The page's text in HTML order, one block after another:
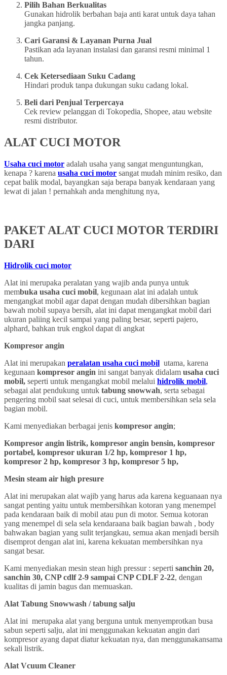
Pilih Bahan Berkualitas
Gunakan hidrolik berbahan baja anti karat untuk daya tahan
jangka panjang.
Cari Garansi & Layanan Purna Jual
Pastikan ada layanan instalasi dan garansi resmi minimal 1
tahun.
Cek Ketersediaan Suku Cadang
Hindari produk tanpa dukungan suku cadang lokal.
Beli dari Penjual Terpercaya
Cek review pelanggan di Tokopedia, Shopee, atau website
resmi distributor.
ALAT CUCI MOTOR
Usaha cuci motor adalah usaha yang sangat menguntungkan,
kenapa ? karena usaha cuci motor sangat mudah minim resiko, dan
cepat balik modal, bayangkan saja berapa banyak kendaraan yang
lewat di jalan ! pernahkah anda menghitung nya,
PAKET ALAT CUCI MOTOR TERDIRI
DARI
Hidrolik cuci motor
Alat ini merupaka peralatan yang wajib anda punya untuk
membuka usaha cuci mobil, kegunaan alat ini adalah untuk
mengangkat mobil agar dapat dengan mudah dibersihkan bagian
bawah mobil supaya bersih, alat ini dapat mengangkat mobil dari
ukuran paliing kecil sampai yang paling besar, seperti pajero,
alphard, bahkan truk engkol dapat di angkat
Kompresor angin
Alat ini merupakan peralatan usaha cuci mobil utama, karena
kegunaan kompresor angin ini sangat banyak didalam usaha cuci
mobil, seperti untuk mengangkat mobil melalui hidrolik mobil,
sebagai alat pendukung untuk tabung snowwah, serta sebagai
pengering mobil saat selesai di cuci, untuk membersihkan sela sela
bagian mobil.
Kami menyediakan berbagai jenis kompresor angin;
Kompresor angin listrik, kompresor angin bensin, kompresor
portabel, kompresor ukuran 1/2 hp, kompresor 1 hp,
kompresor 2 hp, kompresor 3 hp, kompresor 5 hp,
Mesin steam air high presure
Alat ini merupakan alat wajib yang harus ada karena keguanaan nya
sangat penting yaitu untuk membersihkan kotoran yang menempel
pada kendaraan baik di mobil atau pun di motor. Semua kotoran
yang menempel di sela sela kendaraana baik bagian bawah , body
bahwakan bagian yang sulit terjangkau, semua akan menjadi bersih
disemprot dengan alat ini, karena kekuatan membersihkan nya
sangat besar.
Kami menyediakan mesin stean high pressur : seperti sanchin 20,
sanchin 30, CNP cdlf 2-9 sampai CNP CDLF 2-22, dengan
kualitas di jamin bagus dan memuaskan.
Alat Tabung Snowwash / tabung salju
Alat ini merupaka alat yang berguna untuk menyemprotkan busa
sabun seperti salju, alat ini menggunakan kekuatan angin dari
kompresor ayang dapat diatur kekuatan nya, dan menggunakansama
sekali listrik.
Alat Vcuum Cleaner